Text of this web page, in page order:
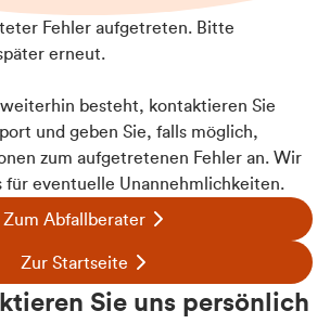
Fehler aufgetreten. Bitte
erneut.
weiterhin besteht, kontaktieren Sie
und geben Sie, falls möglich,
zum aufgetretenen Fehler an. Wir
für eventuelle Unannehmlichkeiten.
Zum Abfallberater
Zur Startseite
Sie uns persönlich